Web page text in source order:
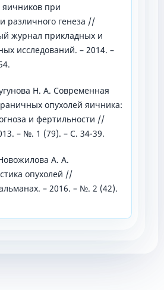
яичников при
различного генеза //
журнал прикладных и
исследований. – 2014. –
Н. А. Современная
опухолей яичника:
и фертильности //
– №. 1 (79). – С. 34-39.
А. А.
опухолей //
– 2016. – №. 2 (42).